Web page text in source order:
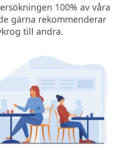
100% av våra
gärna rekommenderar
till andra.